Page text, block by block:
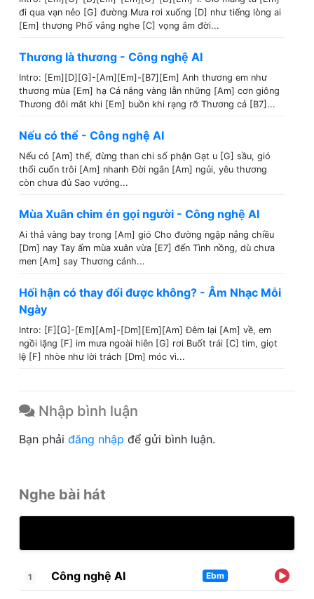
đi qua vạn nẻo [G] đường Mưa rơi xuống [D] như tiếng lòng ai
[Em] thương Phố vắng nghe [C] vọng âm đời...
Thương là thương - Công nghệ AI
Intro: [Em][D][G]-[Am][Em]-[B7][Em] Anh thương em như
thương mùa [Em] hạ Cả nắng vàng lẫn những [Am] cơn giông
Thương đôi mắt khi [Em] buồn khi rạng rỡ Thương cả [B7]...
Nếu có thể - Công nghệ AI
Nếu có [Am] thể, đừng than chi số phận Gạt u [G] sầu, gió
thổi cuốn trôi [Am] nhanh Đời ngắn [Am] ngủi, yêu thương
còn chưa đủ Sao vướng...
Mùa Xuân chim én gọi người - Công nghệ AI
Ai thả vàng bay trong [Am] gió Cho đường ngập nắng chiều
[Dm] nay Tay ấm mùa xuân vừa [E7] đến Tình nồng, dù chưa
men [Am] say Thương cánh...
Hối hận có thay đổi được không? - Âm Nhạc Mỗi
Ngày
Intro: [F][G]-[Em][Am]-[Dm][Em][Am] Đêm lại [Am] về, em
ngồi lặng [F] im mưa ngoài hiên [G] rơi Buốt trái [C] tim, giọt
lệ [F] nhòe như lời trách [Dm] móc vì...
Nhập bình luận
Bạn phải đăng nhập để gửi bình luận.
Nghe bài hát
1 Công nghệ AI Ebm